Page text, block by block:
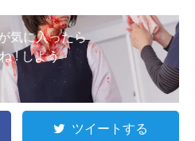
気に入ったら
! しよう
ツイートする